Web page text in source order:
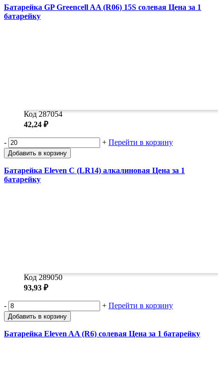
Батарейка GP Greencell AA (R06) 15S солевая Цена за 1
батарейку
Код 287054
42,24 ₽
- + Перейти в корзину
Добавить в корзину
Батарейка Eleven C (LR14) алкалиновая Цена за 1
батарейку
Код 289050
93,93 ₽
- + Перейти в корзину
Добавить в корзину
Батарейка Eleven AA (R6) солевая Цена за 1 батарейку